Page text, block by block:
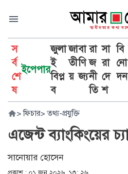
স
র্ব
শে
ষ
ইপেপার
জুলা
ই
বিপ্ল
ব
জা
তী
য়
বা
ণি
জ্য
রা
জ
নী
তি
সা
রা
দে
শ
বি
নো
দন
> ফিচার> তথ্য-প্রযুক্তি
এজেন্ট ব্যাংকিংয়ের
সানোয়ার হোসেন